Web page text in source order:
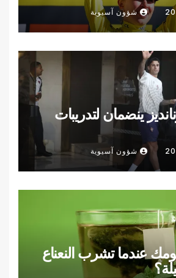
شؤون آسيوية
ينضمان لتدريبات
شؤون آسيوية
عندما تشرب النعناع